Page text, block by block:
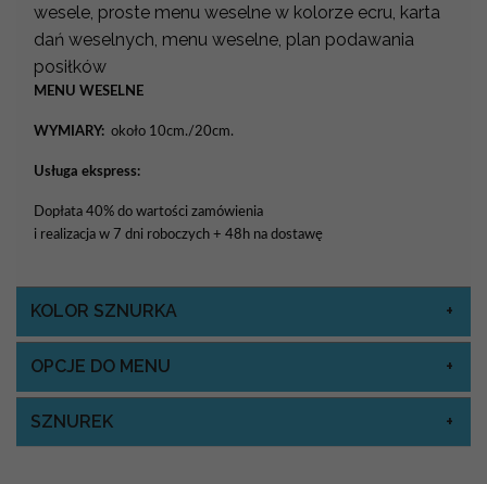
wesele, proste menu weselne w kolorze ecru, karta
dań weselnych, menu weselne, plan podawania
posiłków
MENU WESELNE
WYMIARY: około 10cm./20cm.
Usługa ekspress:
Dopłata 40% do wartości zamówienia
i realizacja w 7 dni roboczych + 48h na dostawę
KOLOR SZNURKA
OPCJE DO MENU
SZNUREK